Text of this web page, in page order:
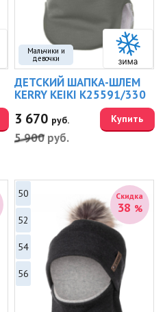
Мальчики и
девочки
ДЕТСКИЙ ШАПКА-ШЛЕМ
KERRY KEIKI K25591/330
3 670 руб.
5 900 руб.
Купить
Скидка
38 %
50
52
54
56